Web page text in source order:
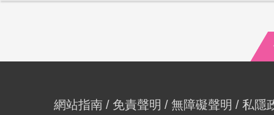
網站指南 免責聲明 無障礙聲明
私隱